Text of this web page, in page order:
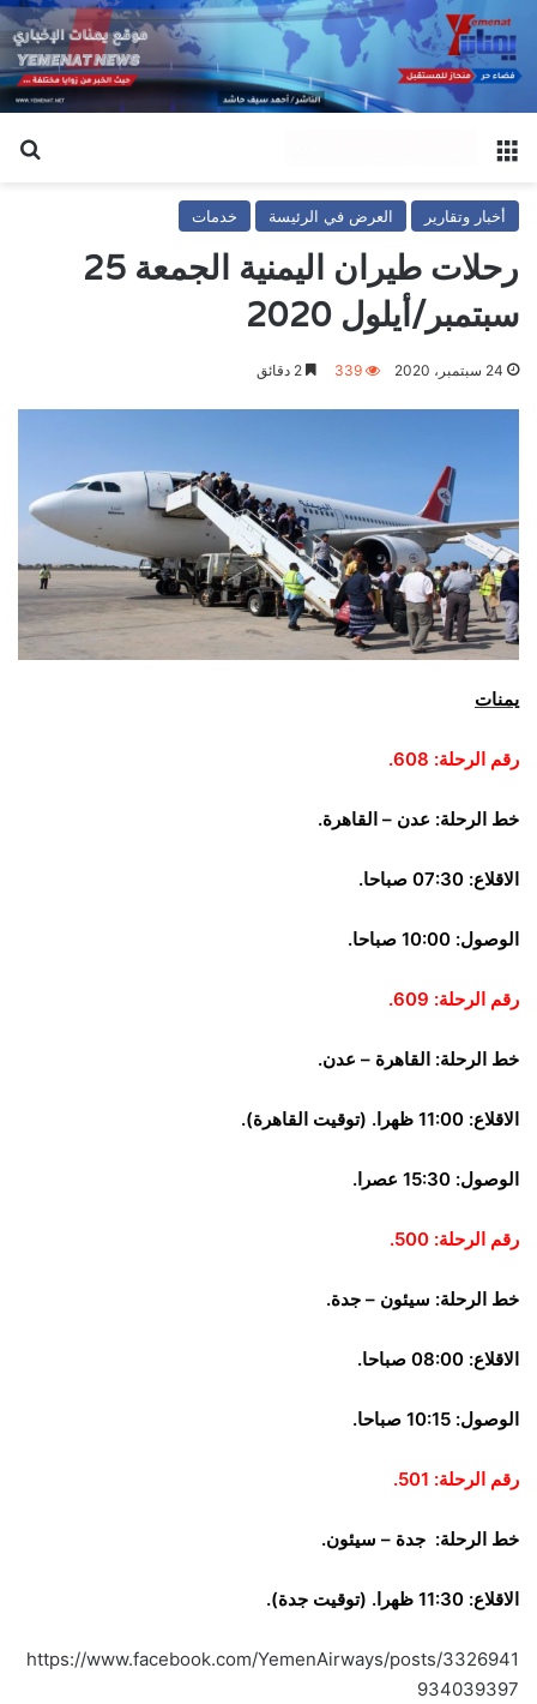
أخبار وتقارير العرض في الرئيسة خدمات
رحلات طيران اليمنية الجمعة 25
سبتمبر/أيلول 2020
24 سبتمبر، 2020 339
يمنات
رقم الرحلة: 608.
خط الرحلة: عدن – القاهرة.
الاقلاع: 07:30 صباحا.
الوصول: 10:00 صباحا.
رقم الرحلة: 609.
خط الرحلة: القاهرة – عدن.
الاقلاع: 11:00 ظهرا. (توقيت القاهرة).
الوصول: 15:30 عصرا.
رقم الرحلة: 500.
خط الرحلة: سيئون – جدة.
الاقلاع: 08:00 صباحا.
الوصول: 10:15 صباحا.
رقم الرحلة: 501.
خط الرحلة: جدة – سيئون.
الاقلاع: 11:30 ظهرا. (توقيت جدة).
https://www.facebook.com/YemenAirways/posts/3326941
934039397